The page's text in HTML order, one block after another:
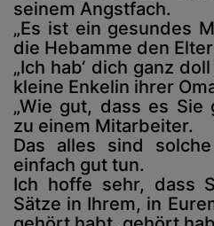
seinem Angstfach.
„Es ist ein gesundes
die Hebamme den
„Ich hab‘ dich ganz
kleine Enkelin ihrer
„Wie gut, dass es Sie
zu einem Mitarbeiter.
Das alles sind
einfach gut tun.
Ich hoffe sehr, dass
Sätze in Ihrem, in